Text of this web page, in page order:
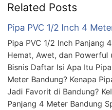
Related Posts
Pipa PVC 1/2 Inch 4
Pipa PVC 1/2 Inch Panjang
Hemat, Awet, dan Powerful
Bisnis Daftar Isi Apa Itu
Meter Bandung? Kenapa
Jadi Favorit di Bandung?
Panjang 4 Meter Bandung